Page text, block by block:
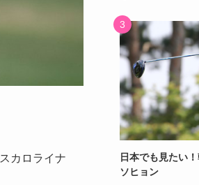
カロライナ
日本でも見たい
ソヒョン